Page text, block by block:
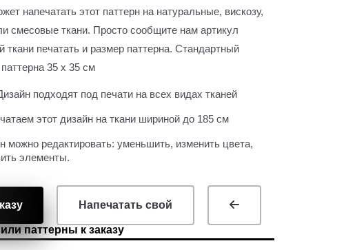
напечатать этот паттерн на натуральные, вискозу,
смесовые ткани. Просто сообщите нам артикул
ткани печатать и размер паттерна. Стандартный
35 х 35 см
подходят под печати на всех видах тканей
этот дизайн на ткани шириной до 185 см
можно редактировать: уменьшить, изменить цвета,
элементы.
Напечатать свой
паттерны к заказу